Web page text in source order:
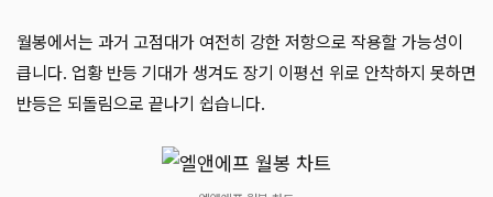
월봉에서는 과거 고점대가 여전히 강한 저항으로 작용할 가능성이
큽니다. 업황 반등 기대가 생겨도 장기 이평선 위로 안착하지 못하면
반등은 되돌림으로 끝나기 쉽습니다.